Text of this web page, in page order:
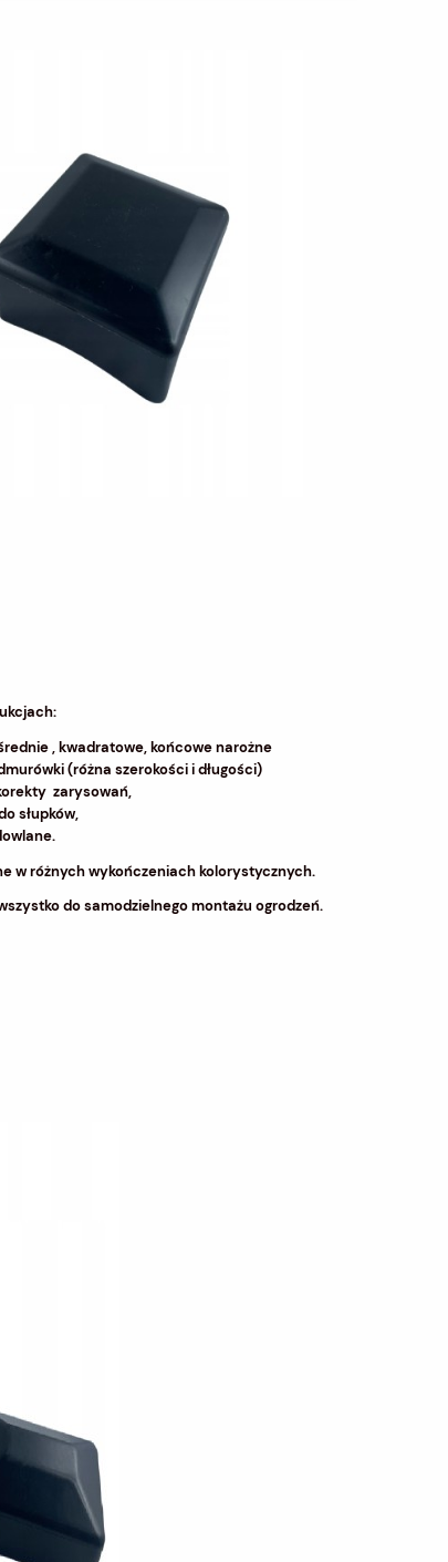
, kwadratowe, końcowe narożne
(różna szerokości i długości)
zarysowań,
słupków,
w różnych wykończeniach kolorystycznych.
do samodzielnego montażu ogrodzeń.